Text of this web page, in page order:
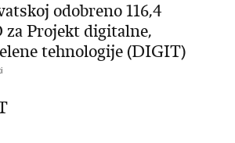
odobreno 116,4
Projekt digitalne,
tehnologije (DIGIT)